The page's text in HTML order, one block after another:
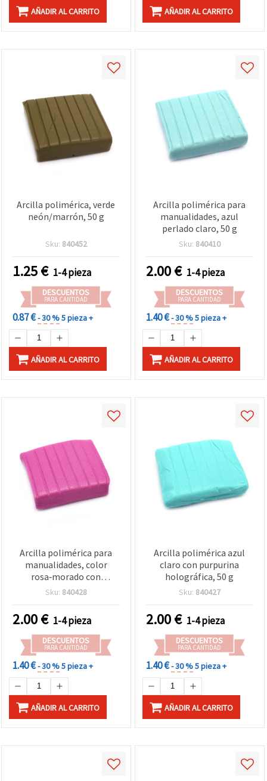
AÑADIR AL CARRITO AÑADIR AL CARRITO
Arcilla polimérica, verde
neón/marrón, 50 g
Sku: 840452
1.25€ 1-4 pieza
DESCUENTOS
PARA CANTIDAD
0.87 €- 30 %5 pieza +
AÑADIR AL CARRITO
Arcilla polimérica para
manualidades, azul
perlado claro, 50 g
Sku: 840410
2.00€ 1-4 pieza
DESCUENTOS
PARA CANTIDAD
1.40 €- 30 %5 pieza +
AÑADIR AL CARRITO
Arcilla polimérica para
manualidades, color
rosa‑morado con
purpurina holográfica - 50
Sku: 840428
2.00€ 1-4 pieza
DESCUENTOS
PARA CANTIDAD
1.40 €- 30 %5 pieza +
AÑADIR AL CARRITO
Arcilla polimérica azul
claro con purpurina
holográfica, 50 g
Sku: 840427
2.00€ 1-4 pieza
DESCUENTOS
PARA CANTIDAD
1.40 €- 30 %5 pieza +
AÑADIR AL CARRITO